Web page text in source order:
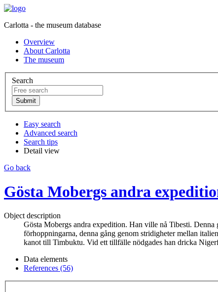
Carlotta - the museum database
Overview
About Carlotta
The museum
Search
Easy search
Advanced search
Search tips
Detail view
Go back
Gösta Mobergs andra
Object description
Gösta Mobergs andra expedition. Han ville nå Tibesti.
förhoppningarna, denna gång genom stridigheter mellan
kanot till Timbuktu. Vid ett tillfälle nödgades han dricka
Data elements
References (56)